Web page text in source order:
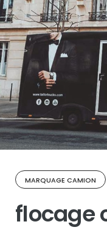
MARQUAGE CAMION
flocage